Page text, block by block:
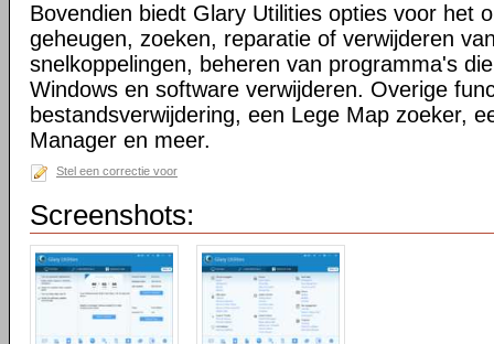
Bovendien biedt Glary Utilities opties voor het
geheugen, zoeken, reparatie of verwijderen
snelkoppelingen, beheren van programma's
Windows en software verwijderen. Overige
bestandsverwijdering, een Lege Map zoeker,
Manager en meer.
Stel een correctie voor
Screenshots: